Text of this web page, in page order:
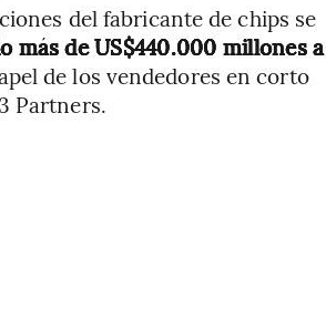
del fabricante de chips se
más de US$440.000 millones a
de los vendedores en corto
Partners.